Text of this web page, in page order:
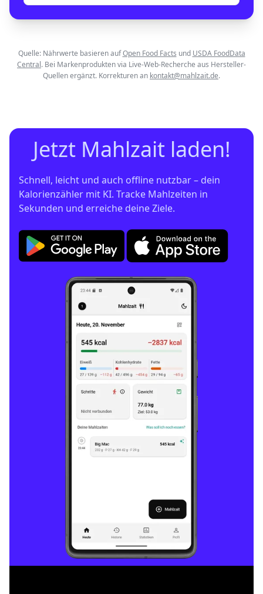
Quelle: Nährwerte basieren auf Open Food Facts und USDA FoodData
Central. Bei Markenprodukten via Live-Web-Recherche aus Hersteller-
Quellen ergänzt. Korrekturen an kontakt@mahlzait.de.
Jetzt Mahlzait laden!
Schnell, leicht und auch offline nutzbar – dein
Kalorienzähler mit KI. Tracke Mahlzeiten in
Sekunden und erreiche deine Ziele.